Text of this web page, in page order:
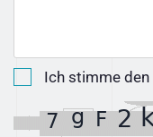
Ich stimme den